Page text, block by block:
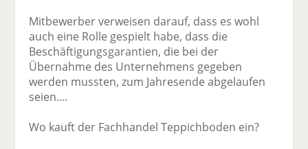
Mitbewerber verweisen darauf, dass es wohl
auch eine Rolle gespielt habe, dass die
Beschäftigungsgarantien, die bei der
Übernahme des Unternehmens gegeben
werden mussten, zum Jahresende abgelaufen
seien....
Wo kauft der Fachhandel Teppichboden ein?